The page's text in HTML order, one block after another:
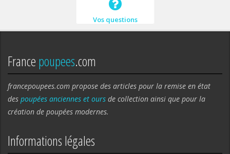
Vos questions
Francepoupees.com
francepoupees.com propose des articles pour la remise en état
des poupées anciennes et ours de collection ainsi que pour la
création de poupées modernes.
Informations légales